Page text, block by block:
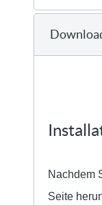
Nachdem
Seite